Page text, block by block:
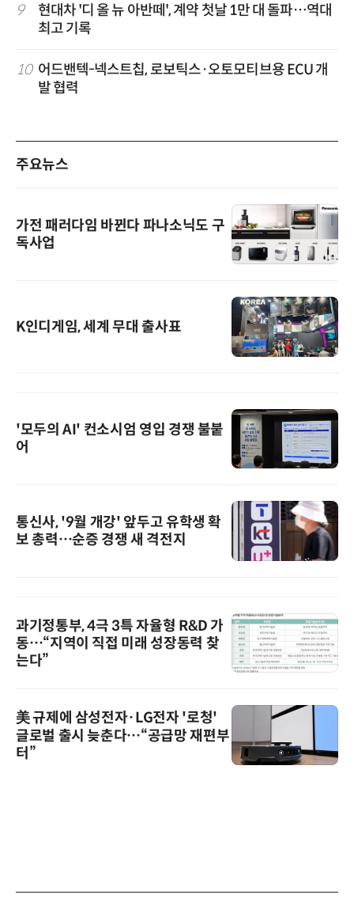
9
현대차 '디 올 뉴 아반떼', 계약 첫날 1만 대 돌파…역대
최고 기록
10 어드밴텍-넥스트칩, 로보틱스·오토모티브용 ECU 개
발 협력
주요뉴스
가전 패러다임 바뀐다 파나소닉도 구
독사업
K인디게임, 세계 무대 출사표
'모두의 AI' 컨소시엄 영입 경쟁 불붙
어
통신사, '9월 개강' 앞두고 유학생 확
보 총력…순증 경쟁 새 격전지
과기정통부, 4극 3특 자율형 R&D 가
동…“지역이 직접 미래 성장동력 찾
는다”
美 규제에 삼성전자·LG전자 '로청'
글로벌 출시 늦춘다…“공급망 재편부
터”